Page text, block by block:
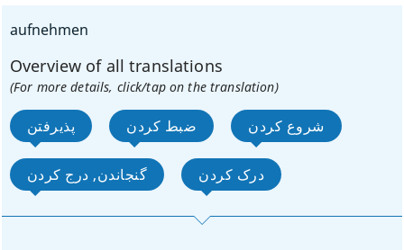
aufnehmen
Overview of all translations
(For more details, click/tap on the translation)
پذیرفتن ضبط کردن شروع کردن
گنجاندن, درج کردن درک کردن